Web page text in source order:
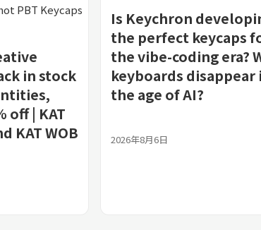
in stock
off | KAT
KAT WOB
Is Keychron
the perfect keycaps
the vibe-coding era?
keyboards disappear
the age of AI?
2026年8月6日